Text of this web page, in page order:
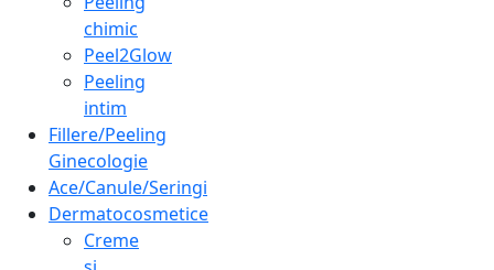
chimic
Peel2Glow
Peeling
intim
Fillere/Peeling
Ginecologie
Ace/Canule/Seringi
Dermatocosmetice
Creme